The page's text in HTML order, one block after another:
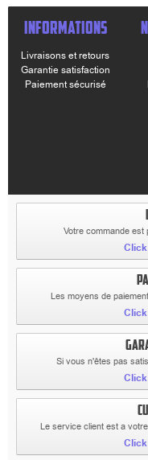
INFORMATIONS
Livraisons et retours
Garantie satisfaction
Paiement sécurisé
Votre commande
Les moyens de
Si vous n'êtes pas
Le service client est a